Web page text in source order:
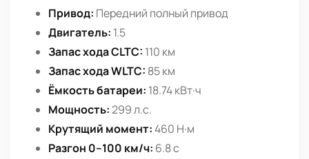
Привод: Передний полный привод
Двигатель: 1.5
Запас хода CLTC: 110 км
Запас хода WLTC: 85 км
Ёмкость батареи: 18.74 кВт·ч
Мощность:299 л.с.
Крутящий момент: 460 Н·м
Разгон 0–100 км/ч: 6.8 с